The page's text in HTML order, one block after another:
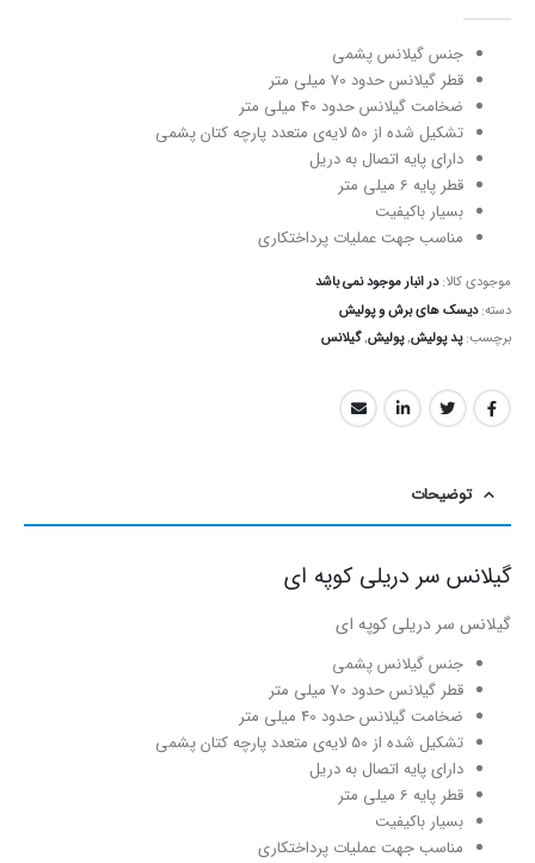
جنس گیلانس پشمی
قطر گیلانس حدود 70 میلی متر
ضخامت گیلانس حدود 40 میلی متر
تشکیل شده از 50 لایه‌‌ی متعدد پارچه کتان پشمی
دارای پایه اتصال به دریل
قطر پایه 6 میلی متر
بسیار باکیفیت
مناسب جهت عملیات پرداختکاری
موجودی کالا:در انبار موجود نمی باشد
دسته:دیسک های برش و پولیش
برچسب:پد پولیش,پولیش,گیلانس
توضیحات
گیلانس سر دریلی کوپه ای
گیلانس سر دریلی کوپه ای
جنس گیلانس پشمی
قطر گیلانس حدود 70 میلی متر
ضخامت گیلانس حدود 40 میلی متر
تشکیل شده از 50 لایه‌‌ی متعدد پارچه کتان پشمی
دارای پایه اتصال به دریل
قطر پایه 6 میلی متر
بسیار باکیفیت
مناسب جهت عملیات پرداختکاری